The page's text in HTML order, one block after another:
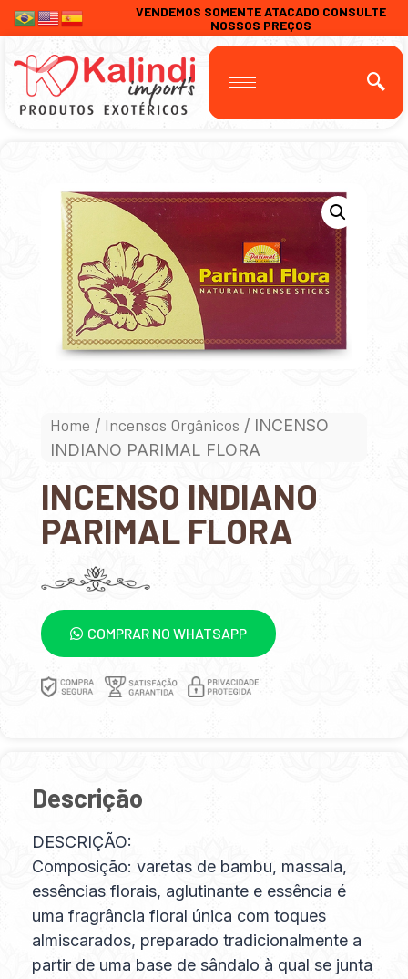
VENDEMOS SOMENTE ATACADO CONSULTE
NOSSOS PREÇOS
Home / Incensos Orgânicos / INCENSO
INDIANO PARIMAL FLORA
INCENSO INDIANO
PARIMAL FLORA
COMPRAR NO WHATSAPP
Descrição
DESCRIÇÃO:
Composição: varetas de bambu, massala,
essências florais, aglutinante e essência é
uma fragrância floral única com toques
almiscarados, preparado tradicionalmente a
partir de uma base de sândalo à qual se junta